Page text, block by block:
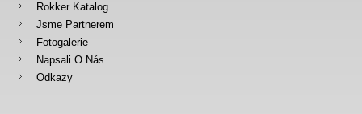
Rokker Katalog
Jsme Partnerem
Fotogalerie
Napsali O Nás
Odkazy